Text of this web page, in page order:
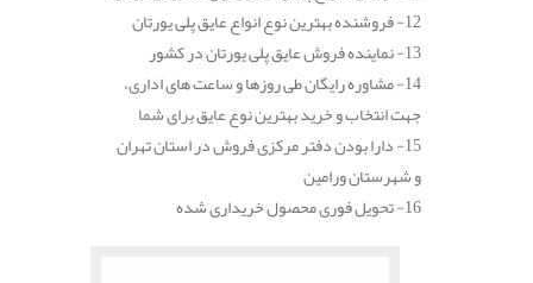
12- فروشنده بهترین نوع انواع عایق پلی یورتان
13- نماینده فروش عایق پلی یورتان در کشور
14- مشاوره رایگان طی روزها و ساعت های اداری،
جهت انتخاب و خرید بهترین نوع عایق برای شما
15- دارا بودن دفتر مرکزی فروش در استان تهران
و شهرستان ورامین
16- تحویل فوری محصول خریداری شده